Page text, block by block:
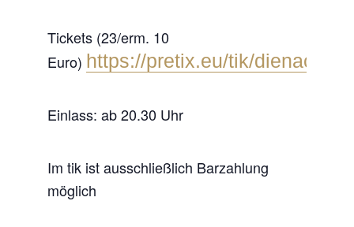
Tickets (23/erm. 10
Euro) https://pretix.eu/tik/
Einlass: ab 20.30 Uhr
Im tik ist ausschließlich Barzahlung
möglich